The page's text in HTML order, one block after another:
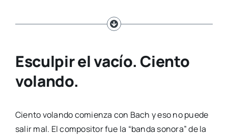
Esculpir el vacío. Ciento
volando.
Ciento volando comienza con Bach y eso no puede
salir mal. El compositor fue la “banda sonora” de la